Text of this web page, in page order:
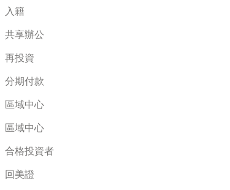
入籍
共享辦公
再投資
分期付款
區域中心
區域中心
合格投資者
回美證